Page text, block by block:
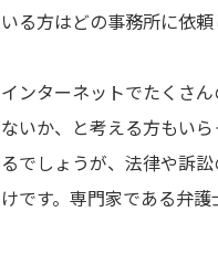
いる方はどの事務所に依
インターネットでたくさ
ないか、と考える方もい
るでしょうが、法律や訴
けです。専門家である弁